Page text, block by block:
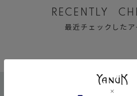
RECENTLY
最近チェックしたア